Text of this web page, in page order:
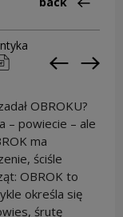
pobierz Previous
OBROKU?
– powiecie – ale
ma
ściśle
OBROK to
określa się
śrutę